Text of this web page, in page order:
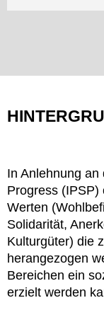
In Anlehnung an
Progress (IPSP)
Werten
Solidarität,
Kulturgüter) die
herangezogen
Bereichen ein
erzielt werden